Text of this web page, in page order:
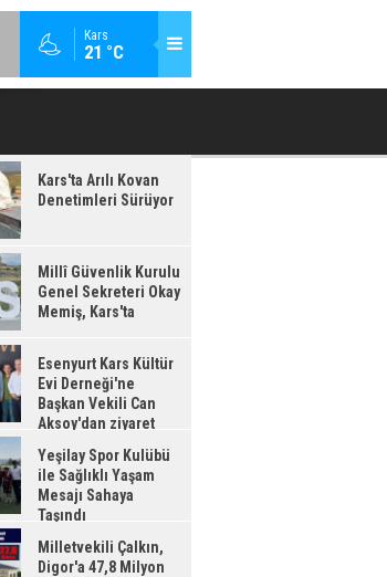
Kars
21 °C
KÜLTÜR EVI DERNEĞI'NE BAŞKAN VEKILI CAN
Kars'ta Arılı Kovan
Denetimleri Sürüyor
Millî Güvenlik Kurulu
Genel Sekreteri Okay
Memiş, Kars'ta
Esenyurt Kars Kültür
Evi Derneği'ne
Başkan Vekili Can
Aksoy'dan ziyaret
Yeşilay Spor Kulübü
ile Sağlıklı Yaşam
Mesajı Sahaya
Taşındı
Milletvekili Çalkın,
Digor'a 47,8 Milyon